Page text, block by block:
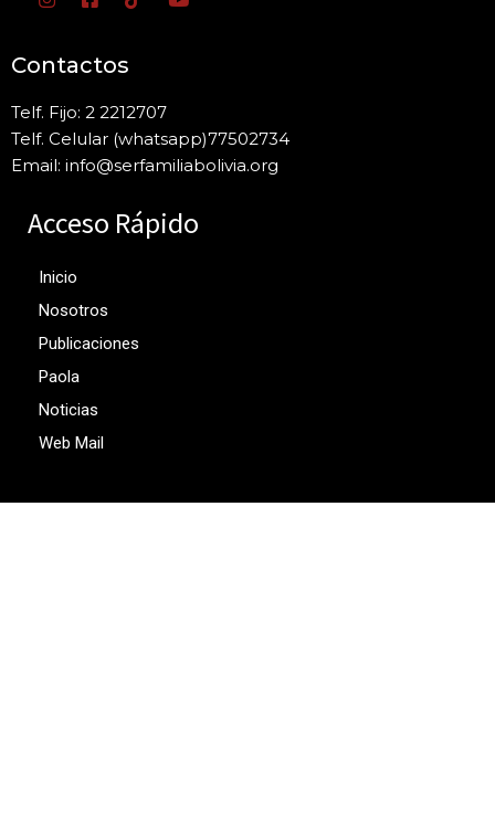
Contactos
Telf. Fijo: 2 2212707
Telf. Celular (whatsapp)77502734
Email: info@serfamiliabolivia.org
Acceso Rápido
Inicio
Nosotros
Publicaciones
Paola
Noticias
Web Mail